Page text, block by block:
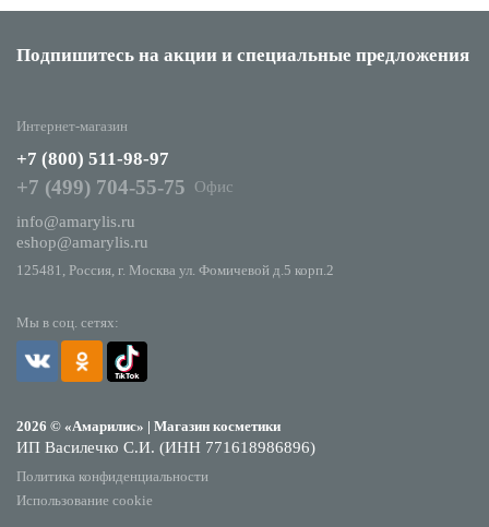
Подпишитесь на акции и специальные предложения
Мы в соц. сетях:
2026 © «Амарилис» | Магазин косметики
ИП Василечко С.И. (ИНН 771618986896)
Политика конфиденциальности
Использование cookie
Интернет-магазин
+7 (800) 511-98-97
+7 (499) 704-55-75
Офис
info@amarylis.ru
eshop@amarylis.ru
125481, Россия, г. Москва ул. Фомичевой д.5 корп.2